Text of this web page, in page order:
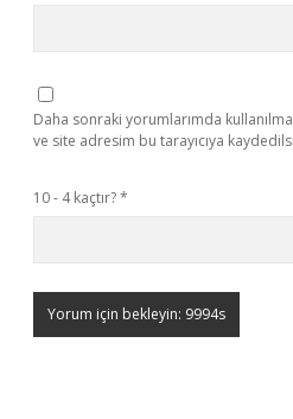
Daha sonraki yorumlarımda
ve site adresim bu tarayıcıya
10 - 4 kaçtır?*